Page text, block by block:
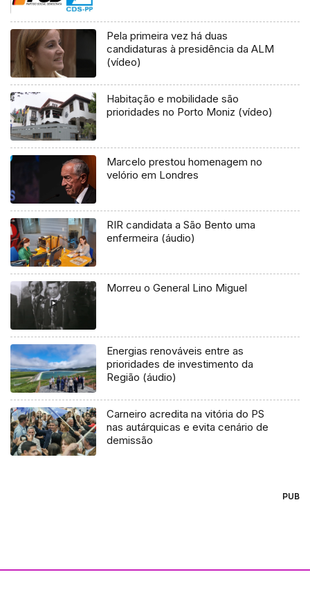
Pela primeira vez há duas
candidaturas à presidência da ALM
(vídeo)
Habitação e mobilidade são
prioridades no Porto Moniz (vídeo)
Marcelo prestou homenagem no
velório em Londres
RIR candidata a São Bento uma
enfermeira (áudio)
Morreu o General Lino Miguel
Energias renováveis entre as
prioridades de investimento da
Região (áudio)
Carneiro acredita na vitória do PS
nas autárquicas e evita cenário de
demissão
PUB